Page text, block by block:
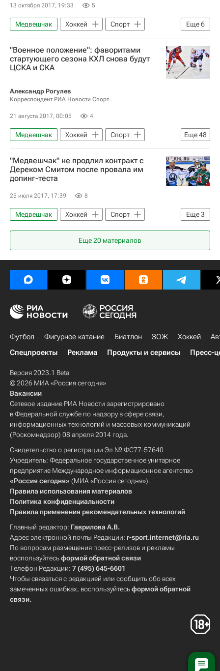
13 октября 2017, 19:33 5
Еще6
Медвешчак Хоккей
Спорт
КХЛ 2025-2026
Национальная хоккейная лига (НХЛ)
Динамо (Рига)
"Военное положение": фаворитами
стартующего сезона КХЛ снова будут
ЦСКА и СКА
Александр Рогулев
Корреспондент РИА Новости Спорт
21 августа 2017, 00:05 4
Еще48
Медвешчак Хоккей
Спорт
Олег Знарок
Дмитрий Квартальнов
Дмитрий Чернышенко
Международная федерация хоккея (IIHF)
Игорь Никитин
Андрей Николишин
Майк Кинэн
КХЛ 2025-2026
Шанхайские драконы
Сибирь
Металлург (Новокузнецк)
Салават Юлаев
Динамо (Рига)
СКА (Санкт-Петербург)
Авангард
Металлург (Магнитогорск)
Сборная России по хоккею с шайбой
Константин Окулов
Алексей Береглазов
Михаил Григоренко
Никита Нестеров
Виктор Антипин
Максим Карпов
Алексей Марченко
Сергей Шумаков
Никита Гусев
Евгений Дадонов
Роман Любимов
Антон Бурдасов
Михаил Пашнин
Сергей Мозякин
Крис Ли
Мэт Робинсон
Данис Зарипов
Илья Ковальчук
Павел Дацюк
Ян Коварж
Вадим Шипачев
Вадим Хлопотов
"Медвешчак" не продлил контракт с
Дереком Смитом после провала им
допинг-теста
25 июля 2017, 17:39 8
Еще3
Медвешчак Хоккей
Спорт
Допинг
КХЛ 2025-2026
Еще20 материалов
Футбол Фигурное катание Биатлон ЗОЖ Хоккей
Спецпроекты
Реклама Продукты и сервисы Пресс-
Версия 2023.1 Beta
© 2026 МИА «Россия сегодня»
Вакансии
Сетевое издание РИА Новости зарегистрировано
в Федеральной службе по надзору в сфере связи,
информационных технологий и массовых коммуникаций
(Роскомнадзор) 08 апреля 2014 года.
Свидетельство о регистрации Эл № ФС77-57640
Учредитель: Федеральное государственное унитарное
предприятие Международное информационное агентство
«Россия сегодня» (МИА «Россия сегодня»).
Правила использования материалов
Политика конфиденциальности
Правила применения рекомендательных технологий
Главный редактор: Гаврилова А.В.
Адрес электронной почты Редакции: r-sport.internet@ria.ru
По вопросам размещения пресс-релизов и рекламы
воспользуйтесьформой обратной связи
Телефон Редакции: 7 (495) 645-6601
Чтобы связаться с редакцией или сообщить обо всех
замеченных ошибках, воспользуйтесьформой обратной
связи.